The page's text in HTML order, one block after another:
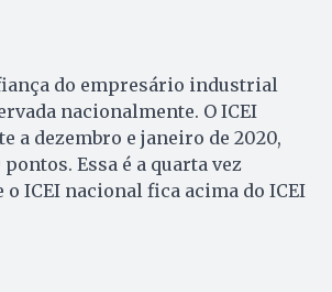
do empresário industrial
nacionalmente. O ICEI
a dezembro e janeiro de 2020,
Essa é a quarta vez
o ICEI nacional fica acima do ICEI